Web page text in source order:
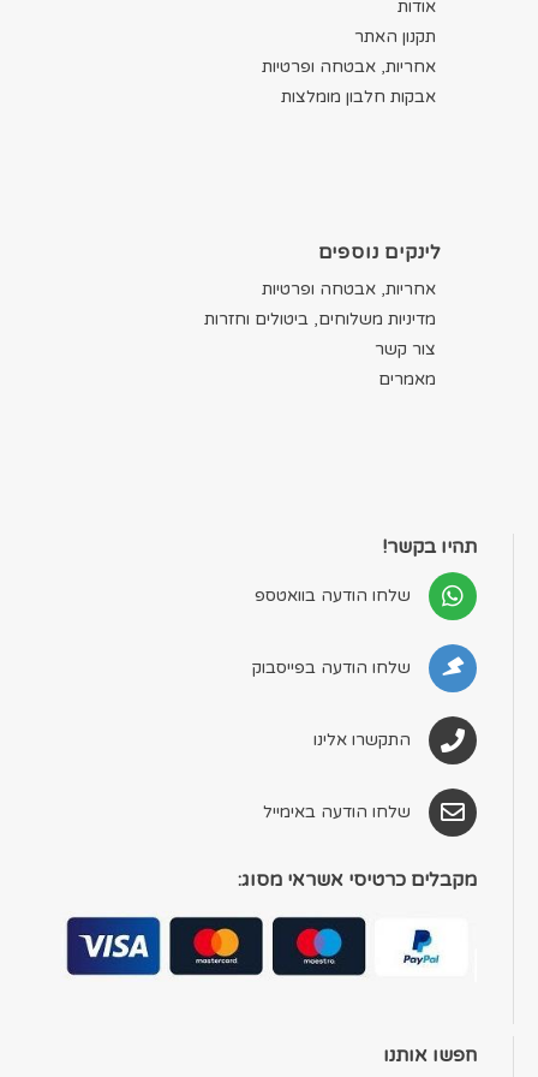
אודות
תקנון האתר
אחריות, אבטחה ופרטיות
אבקות חלבון מומלצות
לינקים נוספים
אחריות, אבטחה ופרטיות
מדיניות משלוחים, ביטולים וחזרות
צור קשר
מאמרים
תהיו בקשר!
שלחו הודעה בוואטספ
שלחו הודעה בפייסבוק
התקשרו אלינו
שלחו הודעה באימייל
מקבלים כרטיסי אשראי מסוג:
חפשו אותנו